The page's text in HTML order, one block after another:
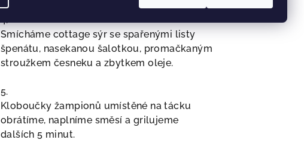
4.
Smícháme cottage sýr se spařenými listy
špenátu, nasekanou šalotkou, promačkaným
stroužkem česneku a zbytkem oleje.
5.
Kloboučky žampionů umístěné na tácku
obrátíme, naplníme směsí a grilujeme
dalších 5 minut.